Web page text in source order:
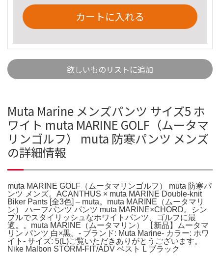
カートに入れる
欲しいものリストに追加
Muta Marine メンズパンツ サイズ5 ホ
ワイト muta MARINE GOLF（ムータマ
リンゴルフ） muta 防寒パンツ メンズ
の詳細情報
muta MARINE GOLF（ムータマリンゴルフ） muta 防寒パ
ンツ メンズ。ACANTHUS × muta MARINE Double-knit
Biker Pants [全3色] – muta。muta MARINE（ムータマリ
ン） ハーフパンツ パンツ muta MARINE×CHORD。シン
プルでスタイリッシュなホワイトパンツ、ゴルフに最
適。。muta MARINE（ムータマリン） 【新品】ムータマ
リン パンツ 白×黒。- ブランド: Muta Marine- カラー: ホワ
イト- サイズ: 5(L)ご覧いただきありがとうございます。
Nike Malbon STORM-FIT/ADV ベスト L ブラック